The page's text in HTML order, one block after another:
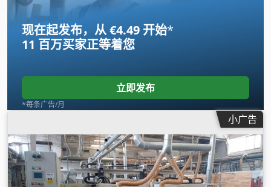
现在起发布，从 €4.49 开始*
11 百万买家正等着您
立即发布
*每条广告/月
小广告